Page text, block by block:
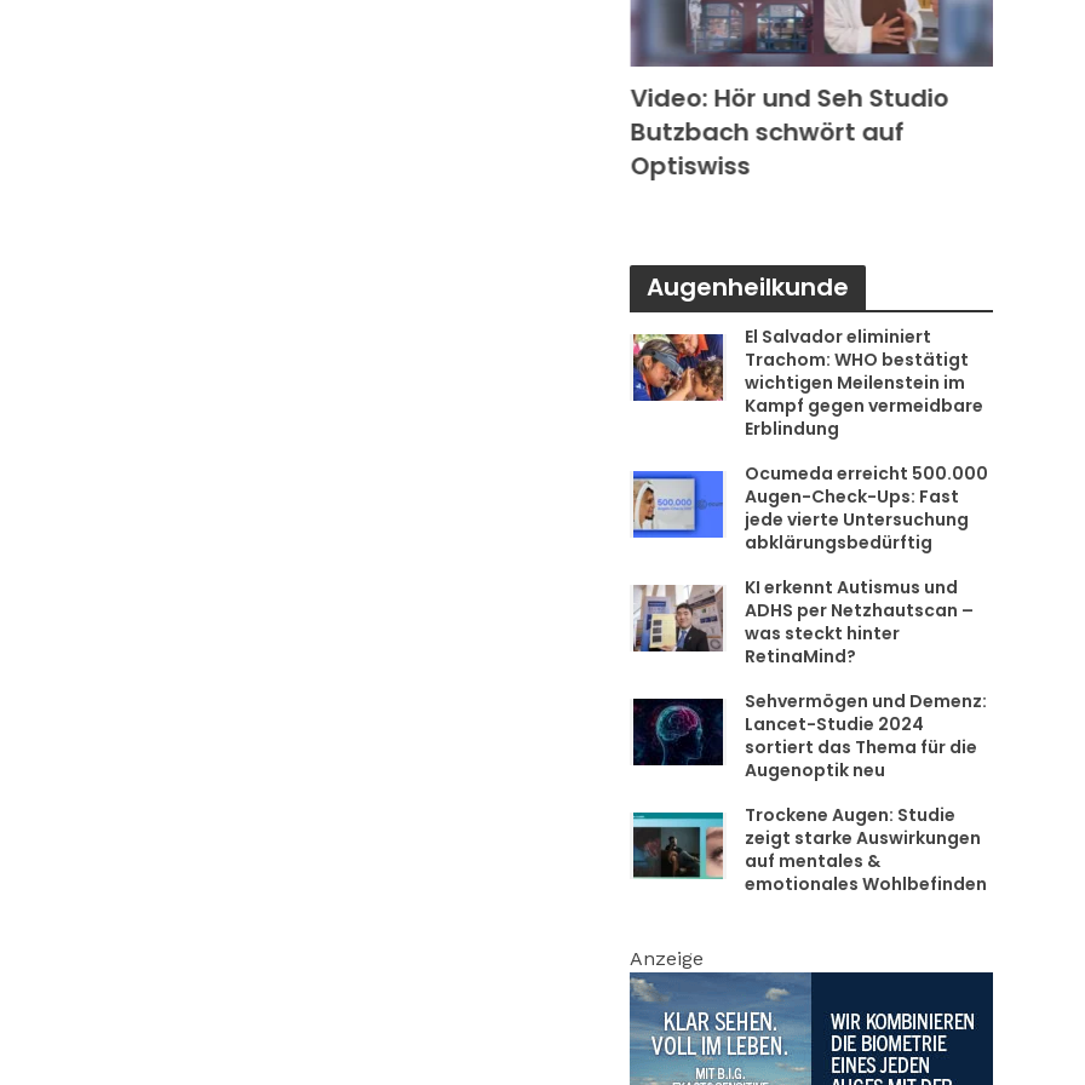
Video: Hör und Seh Studio
Butzbach schwört auf
Optiswiss
Augenheilkunde
El Salvador eliminiert
Trachom: WHO bestätigt
wichtigen Meilenstein im
Kampf gegen vermeidbare
Erblindung
Ocumeda erreicht 500.000
Augen-Check-Ups: Fast
jede vierte Untersuchung
abklärungsbedürftig
KI erkennt Autismus und
ADHS per Netzhautscan –
was steckt hinter
RetinaMind?
Sehvermögen und Demenz:
Lancet-Studie 2024
sortiert das Thema für die
Augenoptik neu
Trockene Augen: Studie
zeigt starke Auswirkungen
auf mentales &
emotionales Wohlbefinden
Anzeige